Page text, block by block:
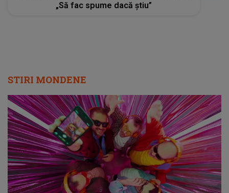
„Să fac spume dacă știu”
STIRI MONDENE